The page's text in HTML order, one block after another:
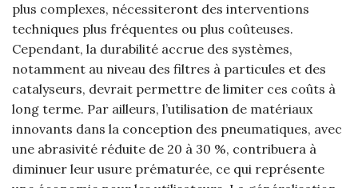
plus complexes, nécessiteront des interventions
techniques plus fréquentes ou plus coûteuses.
Cependant, la durabilité accrue des systèmes,
notamment au niveau des filtres à particules et des
catalyseurs, devrait permettre de limiter ces coûts à
long terme. Par ailleurs, l’utilisation de matériaux
innovants dans la conception des pneumatiques, avec
une abrasivité réduite de 20 à 30 %, contribuera à
diminuer leur usure prématurée, ce qui représente